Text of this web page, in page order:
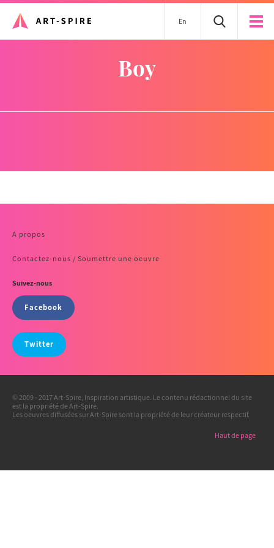
En
boy
A propos
Contactez-nous / Soumettre une oeuvre
Suivez-nous
Facebook
Twitter
© 2009 - 2017 Art-Spire, Inspiration artistique. Le contenu rédactionnel du site
est la propriété de Art-Spire.
Les oeuvres diffusées sur Art-Spire sont la propriété de leur créateur respectif.
Haut de page